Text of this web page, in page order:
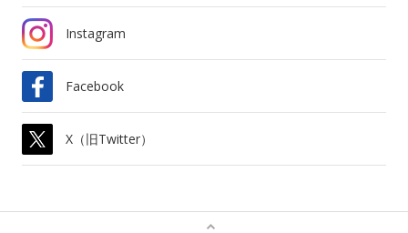
Instagram
Facebook
X（旧Twitter）